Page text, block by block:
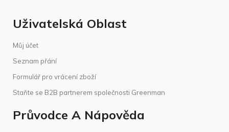
Uživatelská Oblast
Můj účet
Seznam přání
Formulář pro vrácení zboží
Staňte se B2B partnerem společnosti Greenman
Průvodce A Nápověda